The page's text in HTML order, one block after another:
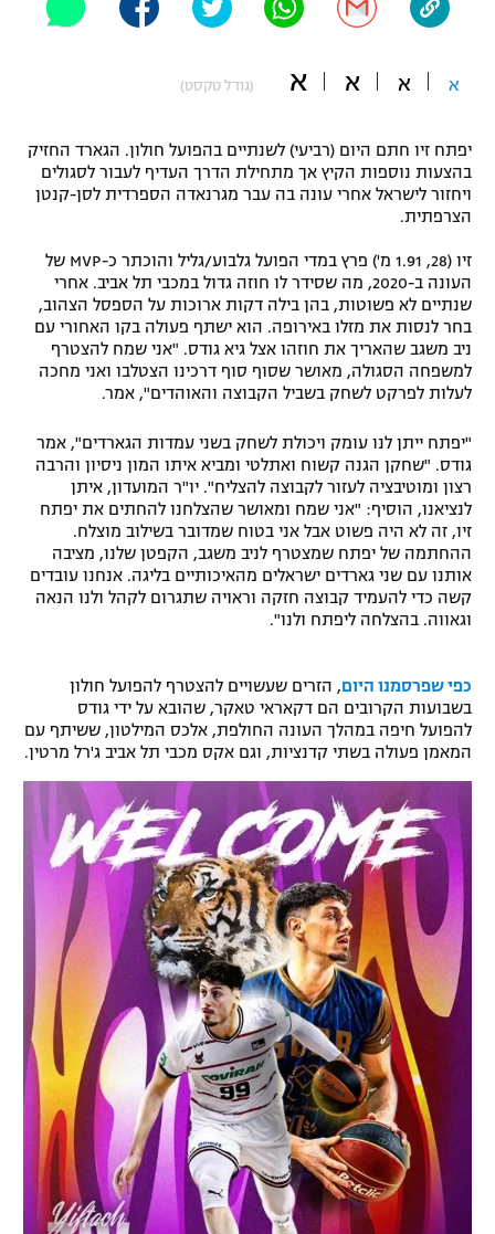
"מחצית בשכונה" – פודקאסט
תקנון משתתפים וזוכים בפרסים
תקנון עבור פעילות אלקטרה
תקנון עבור פעילות ספורט 1 – "מרלן"
טניס
גיימינג E-Sports
תנאי שימוש
מדיניות פרטיות
תקנון פעילות ספורט 1
רשיון להקרנה פומבית לבית עסק
הצטרפות לחבילת הערוצים
לוח דרושים – ג'ובנט
תגיות
המגזין
כדורמים
פוטבול אמריקאי NFL
בייסבול MLB
ספורט אתגרי ואקסטרים
אומנויות לחימה
א א א א (גודל טקסט)
יפתח זיו חתם היום (רביעי) לשנתיים בהפועל חולון. הגארד החזיק
בהצעות נוספות הקיץ אך מתחילת הדרך העדיף לעבור לסגולים
ויחזור לישראל אחרי עונה בה עבר מגרנאדה הספרדית לסן-קנטן
הצרפתית.
זיו (28, 1.91 מ') פרץ במדי הפועל גלבוע/גליל והוכתר כ-MVP של
העונה ב-2020, מה שסידר לו חוזה גדול במכבי תל אביב. אחרי
שנתיים לא פשוטות, בהן בילה דקות ארוכות על הספסל הצהוב,
בחר לנסות את מזלו באירופה. הוא ישתף פעולה בקו האחורי עם
ניב משגב שהאריך את חוזהו אצל גיא גודס. "אני שמח להצטרף
למשפחה הסגולה, מאושר שסוף סוף דרכינו הצטלבו ואני מחכה
לעלות לפרקט לשחק בשביל הקבוצה והאוהדים", אמר.
"יפתח ייתן לנו עומק ויכולת לשחק בשני עמדות הגארדים", אמר
גודס. "שחקן הגנה קשוח ואתלטי ומביא איתו המון ניסיון והרבה
רצון ומוטיבציה לעזור לקבוצה להצליח". יו"ר המועדון, איתן
לנציאנו, הוסיף: "אני שמח ומאושר שהצלחנו להחתים את יפתח
זיו, זה לא היה פשוט אבל אני בטוח שמדובר בשילוב מוצלח.
ההחתמה של יפתח שמצטרף לניב משגב, הקפטן שלנו, מציבה
אותנו עם שני גארדים ישראלים מהאיכותיים בליגה. אנחנו עובדים
קשה כדי להעמיד קבוצה חזקה וראויה שתגרום לקהל ולנו הנאה
וגאווה. בהצלחה ליפתח ולנו".
כפי שפרסמנו היום, הזרים שעשויים להצטרף להפועל חולון
בשבועות הקרובים הם דקאראי טאקר, שהובא על ידי גודס
להפועל חיפה במהלך העונה החולפת, אלכס המילטון, ששיתף עם
המאמן פעולה בשתי קדנציות, וגם אקס מכבי תל אביב ג'רל מרטין.